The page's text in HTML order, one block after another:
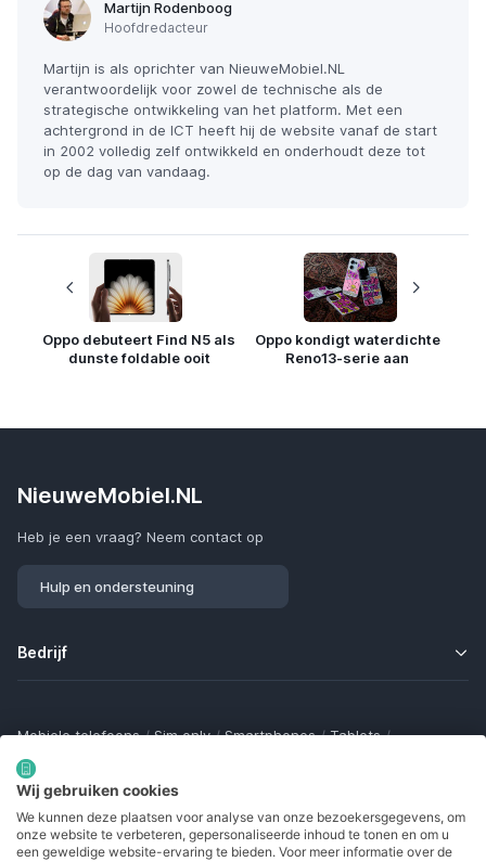
Martijn Rodenboog
Hoofdredacteur
Martijn is als oprichter van NieuweMobiel.NL
verantwoordelijk voor zowel de technische als de
strategische ontwikkeling van het platform. Met een
achtergrond in de ICT heeft hij de website vanaf de start
in 2002 volledig zelf ontwikkeld en onderhoudt deze tot
op de dag van vandaag.
Oppo debuteert Find N5 als
dunste foldable ooit
Oppo kondigt waterdichte
Reno13-serie aan
NieuweMobiel.NL
Heb je een vraag? Neem contact op
Hulp en ondersteuning
Bedrijf
Mobiele telefoons / Sim only / Smartphones / Tablets /
Smartwatches
Bluetooth trackers / Opladers
Samsung Galaxy
Gamingtelefoons / Foldables / Robuuste telefoons /
Seniorentelefoons / Waterdichte telefoons / Refurbished
Wij gebruiken cookies
We kunnen deze plaatsen voor analyse van onze bezoekersgegevens, om
onze website te verbeteren, gepersonaliseerde inhoud te tonen en om u
een geweldige website-ervaring te bieden. Voor meer informatie over de